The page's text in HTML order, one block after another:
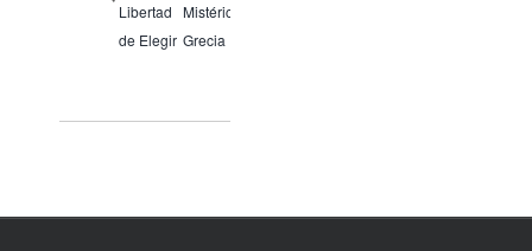
Libertad
de Elegir
Mistérico en
Grecia